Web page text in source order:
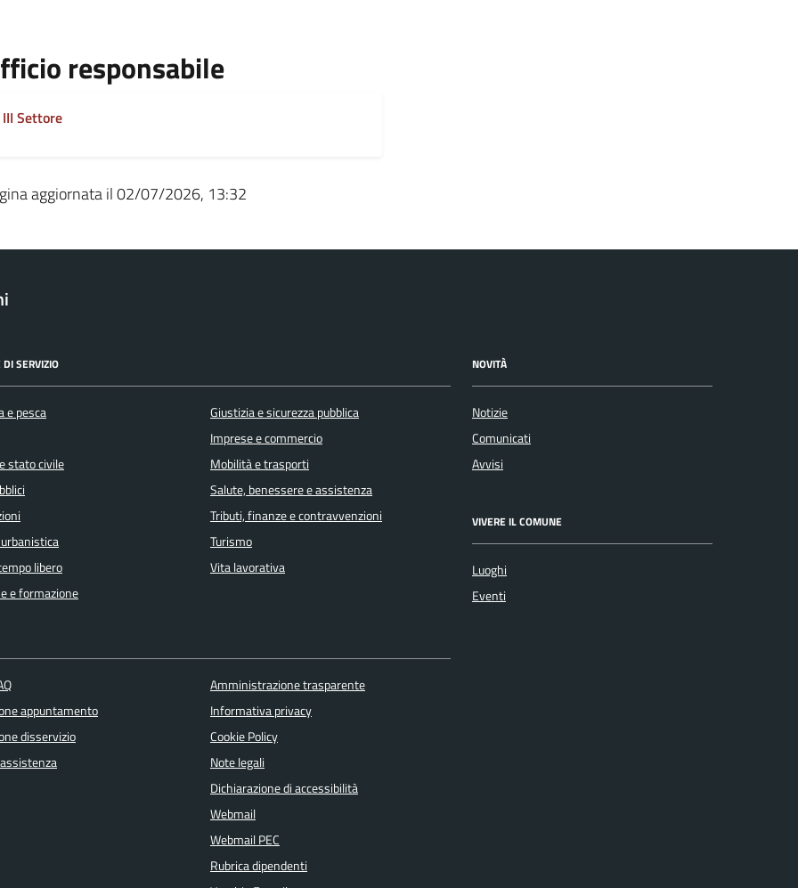
responsabile
III Settore
aggiornata il 02/07/2026, 13:32
DI SERVIZIO
e pesca
stato civile
libero
e formazione
Giustizia e sicurezza pubblica
Imprese e commercio
Mobilità e trasporti
Salute, benessere e assistenza
Tributi, finanze e contravvenzioni
Turismo
Vita lavorativa
NOVITÀ
Notizie
Comunicati
Avvisi
VIVERE IL COMUNE
Luoghi
Eventi
appuntamento
disservizio
Amministrazione trasparente
Informativa privacy
Cookie Policy
Note legali
Dichiarazione di accessibilità
Webmail
Webmail PEC
Rubrica dipendenti